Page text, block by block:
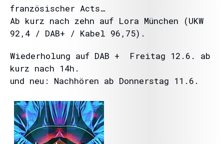
französischer Acts…
Ab kurz nach zehn auf Lora München (UKW
92,4 / DAB+ / Kabel 96,75).
Wiederholung auf DAB + Freitag 12.6. ab
kurz nach 14h.
und neu: Nachhören ab Donnerstag 11.6.